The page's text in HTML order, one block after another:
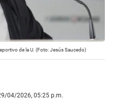
de la U. (Foto: Jesús Saucedo)
04/2026, 05:25 p.m.